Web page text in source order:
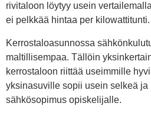
rivitaloon löytyy usein
ei pelkkää hintaa per kilowattitunti.
Kerrostaloasunnossa
maltillisempaa. Tällöin
kerrostaloon riittää useimmille
yksinasuville sopii usein selkeä ja
sähkösopimus opiskelijalle.